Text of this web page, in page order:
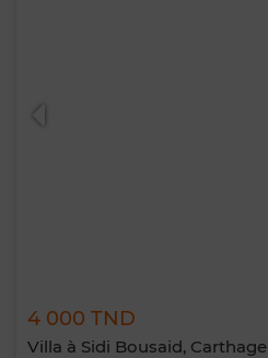
4 000 TND
Villa à Sidi Bousaid, Carthage